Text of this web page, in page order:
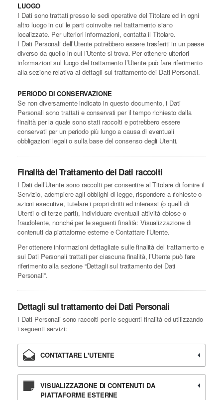
LUOGO
I Dati sono trattati presso le sedi operative del Titolare ed in ogni
altro luogo in cui le parti coinvolte nel trattamento siano
localizzate. Per ulteriori informazioni, contatta il Titolare.
I Dati Personali dell’Utente potrebbero essere trasferiti in un paese
diverso da quello in cui l’Utente si trova. Per ottenere ulteriori
informazioni sul luogo del trattamento l’Utente può fare riferimento
alla sezione relativa ai dettagli sul trattamento dei Dati Personali.
PERIODO DI CONSERVAZIONE
Se non diversamente indicato in questo documento, i Dati
Personali sono trattati e conservati per il tempo richiesto dalla
finalità per la quale sono stati raccolti e potrebbero essere
conservati per un periodo più lungo a causa di eventuali
obbligazioni legali o sulla base del consenso degli Utenti.
Finalità del Trattamento dei Dati raccolti
I Dati dell’Utente sono raccolti per consentire al Titolare di fornire il
Servizio, adempiere agli obblighi di legge, rispondere a richieste o
azioni esecutive, tutelare i propri diritti ed interessi (o quelli di
Utenti o di terze parti), individuare eventuali attività dolose o
fraudolente, nonché per le seguenti finalità: Visualizzazione di
contenuti da piattaforme esterne e Contattare l'Utente.
Per ottenere informazioni dettagliate sulle finalità del trattamento e
sui Dati Personali trattati per ciascuna finalità, l’Utente può fare
riferimento alla sezione “Dettagli sul trattamento dei Dati
Personali”.
Dettagli sul trattamento dei Dati Personali
I Dati Personali sono raccolti per le seguenti finalità ed utilizzando
i seguenti servizi:
CONTATTARE L'UTENTE
VISUALIZZAZIONE DI CONTENUTI DA
PIATTAFORME ESTERNE